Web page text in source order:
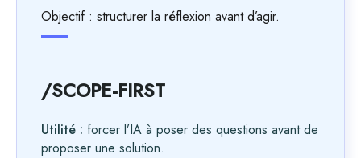
Objectif : structurer la réflexion avant d’agir.
/SCOPE-FIRST
Utilité : forcer l’IA à poser des questions avant de
proposer une solution.